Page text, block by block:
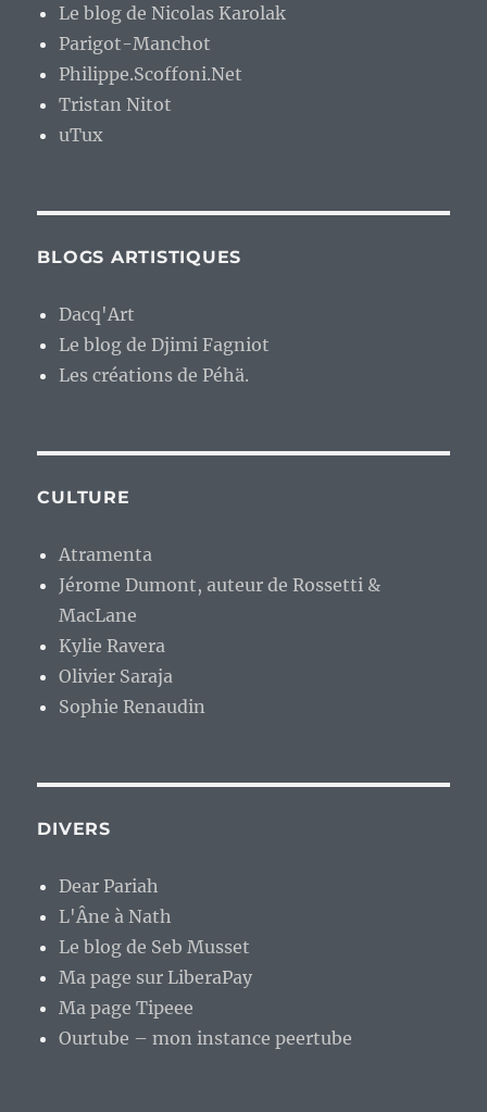
Le blog de Nicolas Karolak
Parigot-Manchot
Philippe.Scoffoni.Net
Tristan Nitot
uTux
BLOGS ARTISTIQUES
Dacq'Art
Le blog de Djimi Fagniot
Les créations de Péhä.
CULTURE
Atramenta
Jérome Dumont, auteur de Rossetti &
MacLane
Kylie Ravera
Olivier Saraja
Sophie Renaudin
DIVERS
Dear Pariah
L'Âne à Nath
Le blog de Seb Musset
Ma page sur LiberaPay
Ma page Tipeee
Ourtube – mon instance peertube